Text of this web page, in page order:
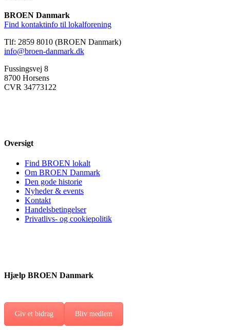
BROEN Danmark
Find kontaktinfo til lokalforening
Tlf: 2859 8010 (BROEN Danmark)
info@broen-danmark.dk
Fussingsvej 8
8700 Horsens
CVR 34773122
Oversigt
Find BROEN lokalt
Om BROEN Danmark
Den gode historie
Nyheder & events
Kontakt
Handelsbetingelser
Privatlivs- og cookiepolitik
Hjælp BROEN Danmark
Giv et bidrag Bliv medlem